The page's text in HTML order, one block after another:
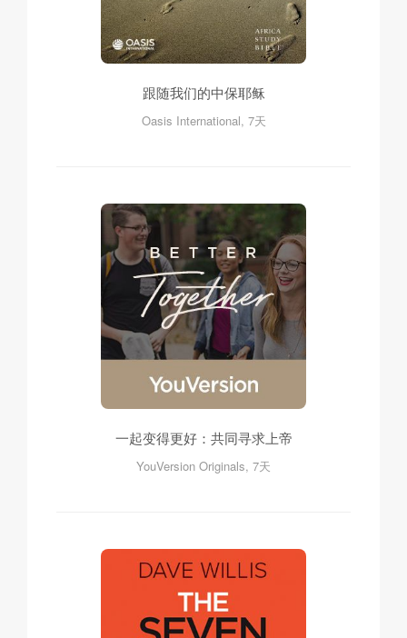
跟随我们的中保耶稣
Oasis International, 7天
一起变得更好：共同寻求上帝
YouVersion Originals, 7天